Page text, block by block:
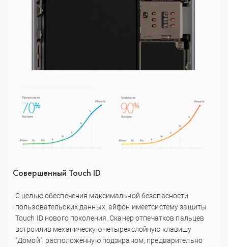
Совершенный Touch ID
С целью обеспечения максимальной безопасности
пользовательских данных, айфон имеетсистему защиты
Touch ID нового поколения. Сканер отпечатков пальцев
встроилив механическую четырехслойную клавишу
"Домой", расположенную подэкраном, предварительно